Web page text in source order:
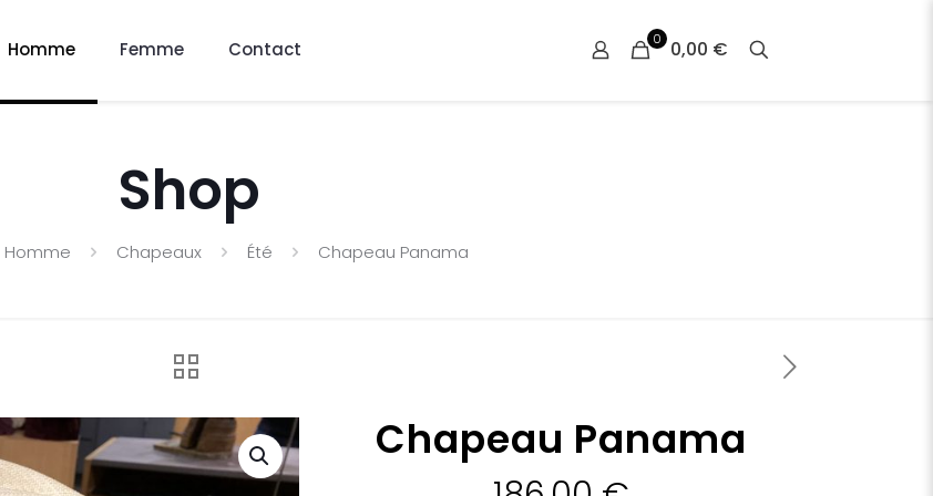
Homme Femme Contact 0 0,00 €
Shop
Homme Chapeaux Été Chapeau Panama
Chapeau Panama